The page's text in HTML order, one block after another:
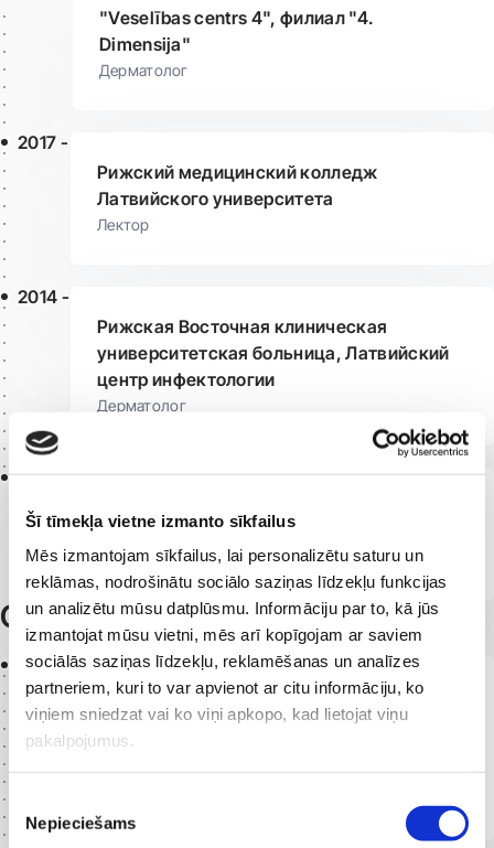
Šī tīmekļa vietne izmanto sīkfailus
Mēs izmantojam sīkfailus, lai personalizētu saturu un
reklāmas, nodrošinātu sociālo saziņas līdzekļu funkcijas
un analizētu mūsu datplūsmu. Informāciju par to, kā jūs
izmantojat mūsu vietni, mēs arī kopīgojam ar saviem
sociālās saziņas līdzekļu, reklamēšanas un analīzes
partneriem, kuri to var apvienot ar citu informāciju, ko
viņiem sniedzat vai ko viņi apkopo, kad lietojat viņu
pakalpojumus.
izvēle
Nepieciešams
"Veselības centrs 4", филиал "4.
Dimensija"
Дерматолог
2017 -
Рижский медицинский колледж
Латвийского университета
Лектор
2014 -
Рижская Восточная клиническая
университетская больница, Латвийский
центр инфектологии
Дерматолог
2007 -
отделение)
Дерматолог
Образование
2024
Международная ассоциация трихологов
(International Association of Trichologists),
Лондон
Получен международно признанный сертификат